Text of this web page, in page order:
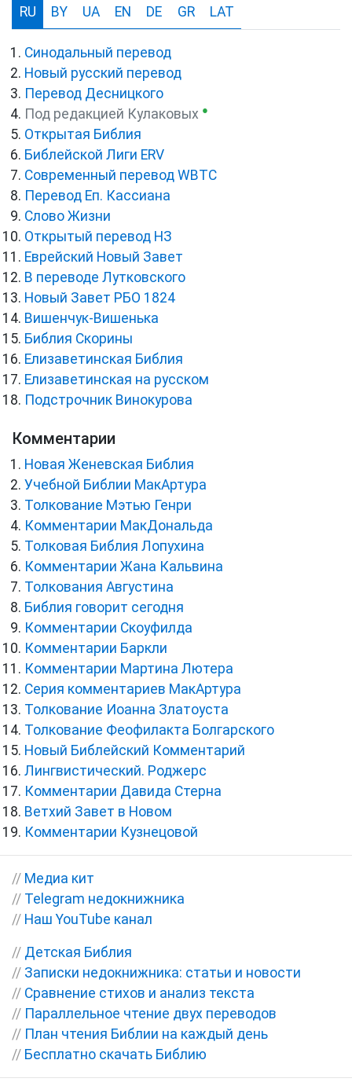
RU BY UA EN DE GR LAT
Синодальный перевод
Новый русский перевод
Перевод Десницкого
Под редакцией Кулаковых ●
Открытая Библия
Библейской Лиги ERV
Cовременный перевод WBTC
Перевод Еп. Кассиана
Слово Жизни
Открытый перевод НЗ
Еврейский Новый Завет
В переводе Лутковского
Новый Завет РБО 1824
Вишенчук-Вишенька
Библия Скорины
Елизаветинская Библия
Елизаветинская на русском
Подстрочник Винокурова
Комментарии
Новая Женевская Библия
Учебной Библии МакАртура
Толкование Мэтью Генри
Комментарии МакДональда
Толковая Библия Лопухина
Комментарии Жана Кальвина
Толкования Августина
Библия говорит сегодня
Комментарии Скоуфилда
Комментарии Баркли
Комментарии Мартина Лютера
Серия комментариев МакАртура
Толкование Иоанна Златоуста
Толкование Феофилакта Болгарского
Новый Библейский Комментарий
Лингвистический. Роджерс
Комментарии Давида Стерна
Ветхий Завет в Новом
Комментарии Кузнецовой
// Медиа кит
// Telegram недокнижника
// Наш YouTube канал
// Детская Библия
// Записки недокнижника: статьи и новости
// Сравнение стихов и анализ текста
// Параллельное чтение двух переводов
// План чтения Библии на каждый день
// Бесплатно скачать Библию